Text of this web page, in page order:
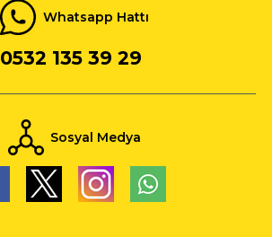
Whatsapp Hattı
0532 135 39 29
Sosyal Medya